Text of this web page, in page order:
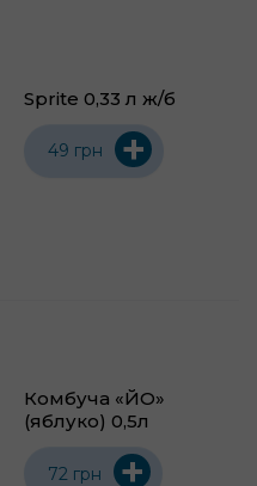
Sprite 0,33 л ж/б
49 грн +
Комбуча «ЙО»
(яблуко) 0,5л
72 грн +